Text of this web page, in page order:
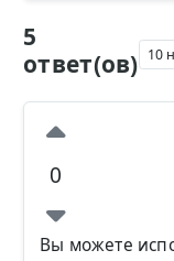
5
ответ(ов)
0
Вы можете